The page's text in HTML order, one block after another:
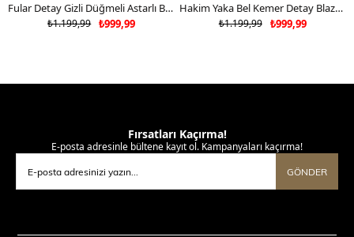
Fular Detay Gizli Düğmeli Astarlı Blazer Ceket Beyaz 2115
₺999,99
₺1.199,99
Hakim Yaka Bel Kemer Detay Blazer Ceket Mürdüm 2113
₺999,99
₺1.199,99
Fırsatları Kaçırma!
E-posta adresinle bültene kayıt ol. Kampanyaları kaçırma!
GÖNDER